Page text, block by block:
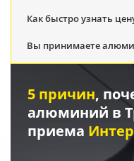
Как быстро узнать
Вы принимаете
5 причин,
алюминий в
приема